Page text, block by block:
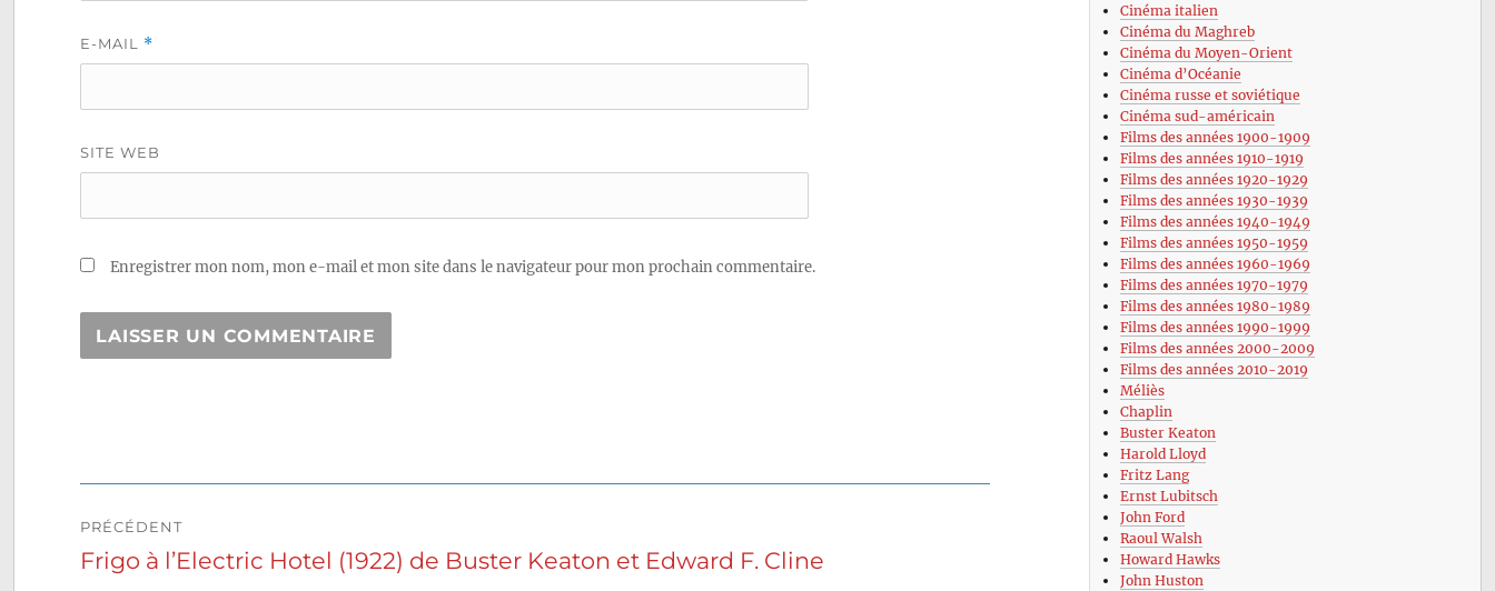
E-MAIL *
SITE WEB
Enregistrer mon nom, mon e-mail et mon site dans le navigateur pour mon prochain commentaire.
de
PRÉCÉDENT
Publication
Frigo à l’Electric Hotel (1922) de Buster Keaton et Edward F. Cline
Cinéma italien
Cinéma du Maghreb
Cinéma du Moyen-Orient
Cinéma d’Océanie
Cinéma russe et soviétique
Cinéma sud-américain
Films des années 1900-1909
Films des années 1910-1919
Films des années 1920-1929
Films des années 1930-1939
Films des années 1940-1949
Films des années 1950-1959
Films des années 1960-1969
Films des années 1970-1979
Films des années 1980-1989
Films des années 1990-1999
Films des années 2000-2009
Films des années 2010-2019
Méliès
Chaplin
Buster Keaton
Harold Lloyd
Fritz Lang
Ernst Lubitsch
John Ford
Raoul Walsh
Howard Hawks
John Huston